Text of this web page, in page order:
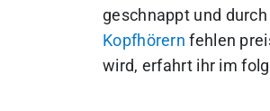
geschnappt und
Kopfhörern fehlen
wird, erfahrt ihr im